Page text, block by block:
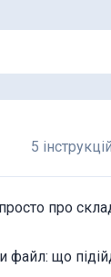
5 інструкцій
про
файл: що